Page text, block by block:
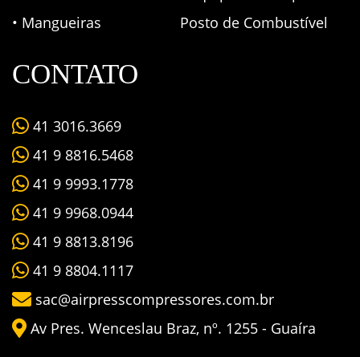
• Mangueiras
Posto de Combustível
CONTATO
41 3016.3669
41 9 8816.5468
41 9 9993.1778
41 9 9968.0944
41 9 8813.8196
41 9 8804.1117
sac@airpresscompressores.com.br
Av Pres. Wenceslau Braz, nº. 1255 - Guaíra